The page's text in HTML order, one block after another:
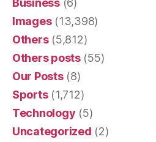
Business(6)
Images(13,398)
Others(5,812)
Others posts(55)
Our Posts(8)
Sports(1,712)
Technology (5)
Uncategorized (2)